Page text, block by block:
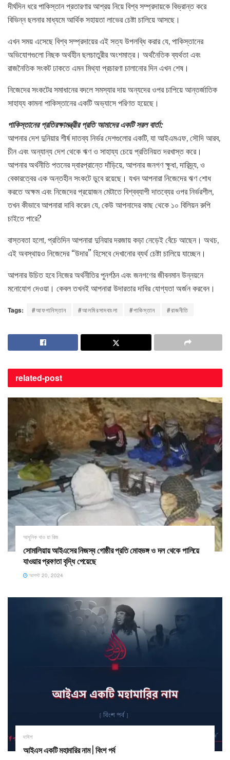
দীর্ঘদিন ধরে পাকিস্তান প্রতারণার আশ্রয় নিয়ে বিশ্ব সম্প্রদায়কে বিভ্রান্ত করে
বিভিন্ন ছলনার মাধ্যমে আর্থিক সহায়তা লাভের চেষ্টা চালিয়ে আসছে।
এখন সময় এসেছে বিশ্ব সম্প্রদায়ের এই সত্য উপলব্ধি করার যে, পাকিস্তানের
অভিযোগগুলো নিছক অর্থহীন ছলচাতুরীর অংশমাত্র। অর্থনৈতিক ব্যর্থতা এবং
রাজনৈতিক সংকট ঢাকতে এমন মিথ্যা প্রচারণা চালানোর দিন এখন শেষ।
নিজেদের সংকটের সমাধানের বদলে সমস্যার দায় অন্যদের ওপর চাপিয়ে আন্তর্জাতিক
সাহায্য কামনা পাকিস্তানের একটি অভ্যাসে পরিণত হয়েছে।
পাকিস্তানের প্রতিরক্ষামন্ত্রীর প্রতি আমাদের একটি সরল বার্তা:
আপনার দেশ দুনিয়ার শীর্ষ দাতব্য নির্ভর দেশগুলোর একটি, যা আইএমএফ, সৌদি আরব,
চীন এবং অন্যান্য দেশ থেকে ঋণ ও সাহায্য চেয়ে প্রতিনিয়ত দরখাস্ত করে।
আপনার অর্থনীতি পতনের দ্বারপ্রান্তে দাঁড়িয়ে, আপনার জনগণ ক্ষুধা, দারিদ্র্য, ও
বেকারত্বের এক অন্তহীন সংকটে ডুবে রয়েছে। যখন আপনারা নিজেদের ঋণ শোধ
করতে অক্ষম এবং নিজেদের প্রয়োজন মেটাতে বিশ্বব্যাপী দাতব্যের ওপর নির্ভরশীল,
তখন কীভাবে আপনারা দাবি করেন যে, কেউ আপনাদের কাছ থেকে ১০ বিলিয়ন রুপি
চাইতে পারে?
বাস্তবতা হলো, প্রতিদিন আপনারা দুনিয়ার দরজায় কড়া নেড়েই বেঁচে আছেন। অথচ,
এই অবস্থায়ও নিজেদের “উদার” হিসেবে দেখানোর ব্যর্থ চেষ্টা চালিয়ে যাচ্ছেন।
আপনার উচিত হবে নিজের অর্থনীতির পুনর্গঠন এবং জনগণের জীবনমান উন্নয়নে
মনোযোগ দেওয়া। কেবল তখনই আপনারা উদারতার দাবির যোগ্যতা অর্জন করবেন।
Tags: #আফগানিস্তান #আলমিরসাদবাংলা #পাকিস্তান #রাজনীতি
related-post
আধুনিক খাও য়া রিজ
সোমালিয়ায় আইএসের নিজস্ব গোষ্ঠীর প্রতি মোহভঙ্গ ও দল থেকে পালিয়ে
যাওয়ার প্রবণতা বৃদ্ধি পেয়েছে
আগস্ট 20, 2024
দাঈশ
আইএস একটি মহামারির নাম | বিংশ পর্ব